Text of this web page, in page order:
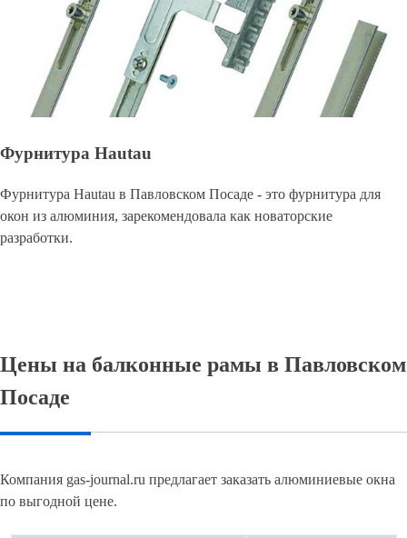
Фурнитура Hautau
Фурнитура Hautau в Павловском Посаде - это фурнитура для
окон из алюминия, зарекомендовала как новаторские
разработки.
Цены на балконные рамы в Павловском
Посаде
Компания gas-journal.ru предлагает заказать алюминиевые окна
по выгодной цене.